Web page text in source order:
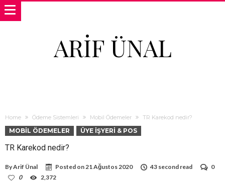
ARIF ÜNAL
Home Ödeme Sistemleri Mobil Ödemeler TR Karekod nedir?
MOBIL ÖDEMELER ÜYE İŞYERI & POS
TR Karekod nedir?
ByArif Ünal Posted on21 Ağustos 2020 43 second read
0
0
2,372